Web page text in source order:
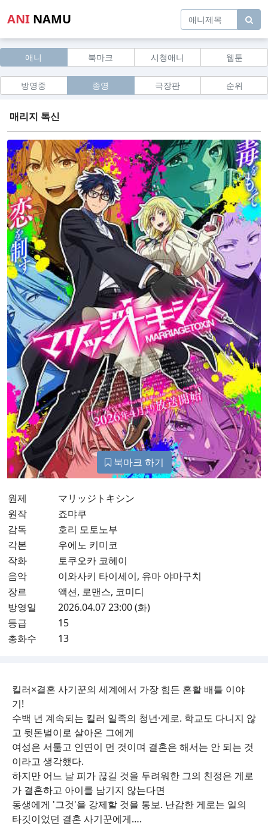
ANI NAMU
애니 북마크 시청애니 웹툰
방영중 종영 극장판 순위
매리지 톡신
북마크 하기
원제
マリッジトキシン
원작
죠먀쿠
감독
호리 모토노부
각본
우에노 키미코
작화
토쿠오카 코헤이
음악
이와사키 타이세이, 유마 야마구치
장르
액션, 로맨스, 코미디
방영일
2026.04.07 23:00 (화)
등급
15
총화수
13
킬러×결혼 사기꾼의 세계에서 가장 힘든 혼활 배틀 이야
기!
수백 년 계속되는 킬러 일족의 청년·게로. 학교도 다니지 않
고 뒷돈벌이로 살아온 그에게
여성은 서툴고 인연이 먼 것이며 결혼은 해서는 안 되는 것
이라고 생각했다.
하지만 어느 날 피가 끊길 것을 두려워한 그의 친정은 게로
가 결혼하고 아이를 남기지 않는다면
동생에게 '그것'을 강제할 것을 통보. 난감한 게로는 일의
타깃이었던 결혼 사기꾼에게….